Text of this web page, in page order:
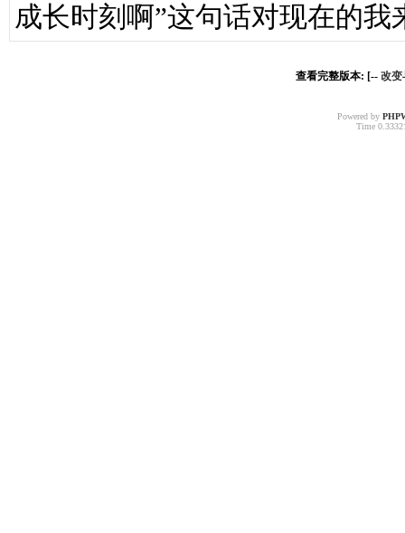
成长时刻啊”这句话对现在的
查看完整版本: [-- 改
Powered by
Time